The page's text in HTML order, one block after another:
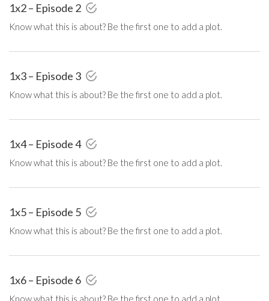
1x2 – Episode 2
Know what this is about? Be the first one to add a plot.
1x3 – Episode 3
Know what this is about? Be the first one to add a plot.
1x4 – Episode 4
Know what this is about? Be the first one to add a plot.
1x5 – Episode 5
Know what this is about? Be the first one to add a plot.
1x6 – Episode 6
Know what this is about? Be the first one to add a plot.